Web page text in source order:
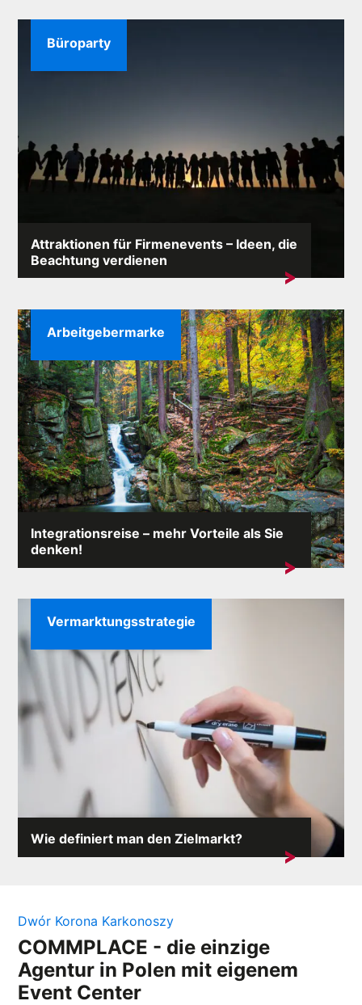
Attraktionen für Firmenevents – Ideen, die
Beachtung verdienen
Während des Firmenevents darf der Unterhaltungsteil
Büroparty
Integrationsreise – mehr Vorteile als Sie
denken!
Jedes Unternehmen möchte am Markt spektakulär
Arbeitgebermarke
Wie definiert man den Zielmarkt?
Der Zielmarkt definiert das gesamte Geschäft des
Vermarktungsstrategie
Dwór Korona Karkonoszy
COMMPLACE - die einzige
Agentur in Polen mit eigenem
Event Center